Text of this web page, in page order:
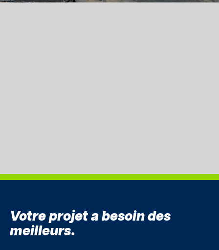
Votre projet a besoin des
meilleurs.